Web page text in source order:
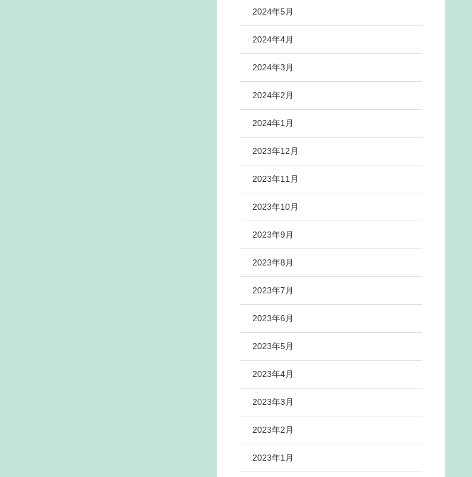
2024年5月
2024年4月
2024年3月
2024年2月
2024年1月
2023年12月
2023年11月
2023年10月
2023年9月
2023年8月
2023年7月
2023年6月
2023年5月
2023年4月
2023年3月
2023年2月
2023年1月